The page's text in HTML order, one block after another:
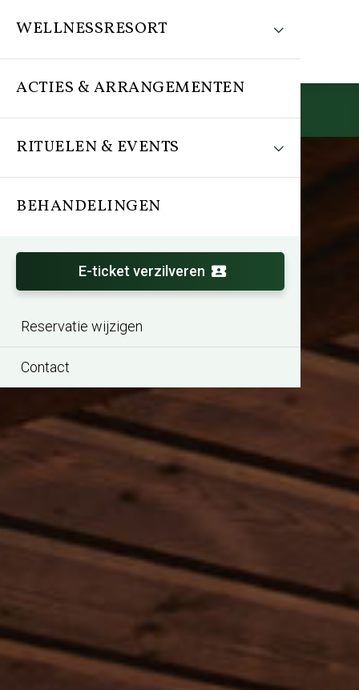
WELLNESSRESORT
ACTIES & ARRANGEMENTEN
RITUELEN & EVENTS
BEHANDELINGEN
E-ticket verzilveren
Reservatie wijzigen
Contact